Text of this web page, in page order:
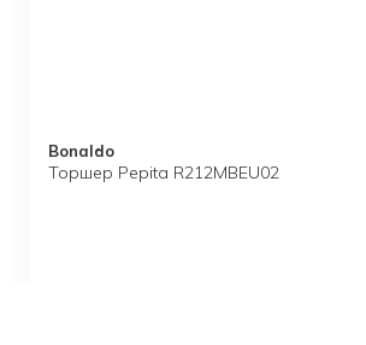
Bonaldo
Торшер Pepita R212MBEU02